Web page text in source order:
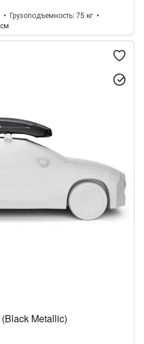
Грузоподъемность 75 кг
Metallic)